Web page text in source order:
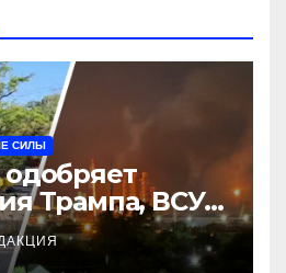
СИЛЫ
Трампа, ВСУ